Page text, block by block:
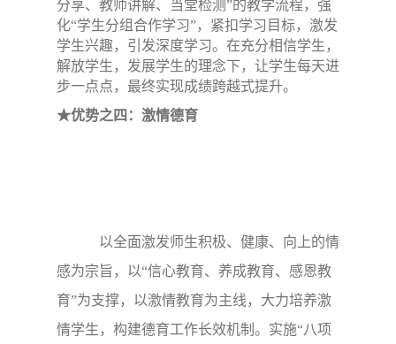
分享、教师讲解、当堂检测”的教学流程，强
化“学生分组合作学习”，紧扣学习目标，激发
学生兴趣，引发深度学习。在充分相信学生，
解放学生，发展学生的理念下，让学生每天进
步一点点，最终实现成绩跨越式提升。
★优势之四：激情德育
以全面激发师生积极、健康、向上的情
感为宗旨，以“信心教育、养成教育、感恩教
育”为支撑，以激情教育为主线，大力培养激
情学生，构建德育工作长效机制。实施“八项